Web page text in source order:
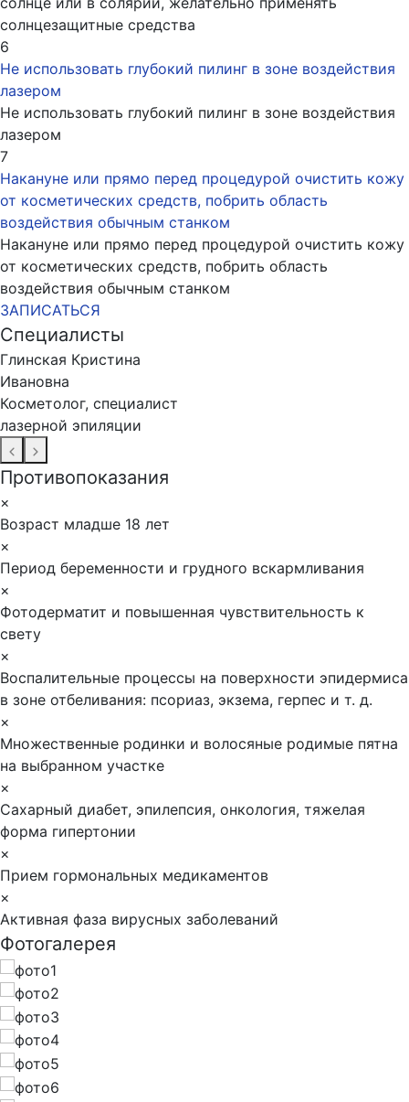
солнцезащитные средства
6
Не использовать глубокий пилинг в зоне воздействия
лазером
Не использовать глубокий пилинг в зоне воздействия
лазером
7
Накануне или прямо перед процедурой очистить кожу
от косметических средств, побрить область
воздействия обычным станком
Накануне или прямо перед процедурой очистить кожу
от косметических средств, побрить область
воздействия обычным станком
ЗАПИСАТЬСЯ
Специалисты
Глинская Кристина
Ивановна
Косметолог, специалист
лазерной эпиляции
Противопоказания
×
Возраст младше 18 лет
×
Период беременности и грудного вскармливания
×
Фотодерматит и повышенная чувствительность к
свету
×
Воспалительные процессы на поверхности эпидермиса
в зоне отбеливания: псориаз, экзема, герпес и т. д.
×
Множественные родинки и волосяные родимые пятна
на выбранном участке
×
Сахарный диабет, эпилепсия, онкология, тяжелая
форма гипертонии
×
Прием гормональных медикаментов
×
Активная фаза вирусных заболеваний
Фотогалерея